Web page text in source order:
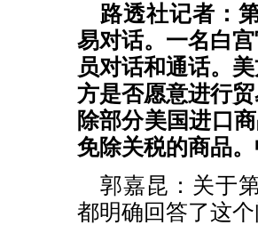
路透社记者：
易对话。一名白
员对话和通话。
方是否愿意进行
除部分美国进口
免除关税的商品
郭嘉昆：关于
都明确回答了这